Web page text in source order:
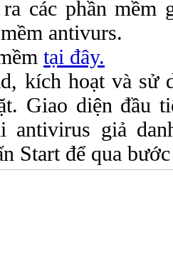
các phần mềm
antivurs.
tại đây.
kích hoạt và sử
Giao diện đầu
antivirus giả
Start để qua